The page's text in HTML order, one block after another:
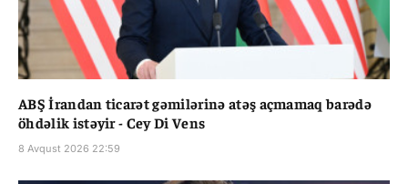
ABŞ İrandan ticarət gəmilərinə atəş açmamaq barədə
öhdəlik istəyir - Cey Di Vens
8 Avqust 2026 22:59